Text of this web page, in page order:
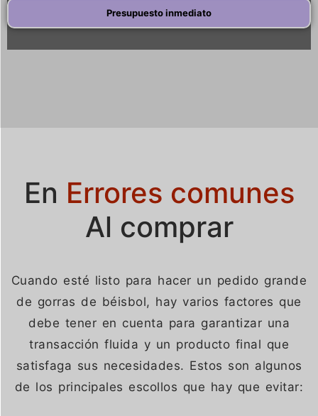
Presupuesto inmediato
En Errores comunes
Al comprar
Cuando esté listo para hacer un pedido grande
de gorras de béisbol, hay varios factores que
debe tener en cuenta para garantizar una
transacción fluida y un producto final que
satisfaga sus necesidades. Estos son algunos
de los principales escollos que hay que evitar:
Portuguese
Italian
Swedish
Turkish
Belarusian
Danish